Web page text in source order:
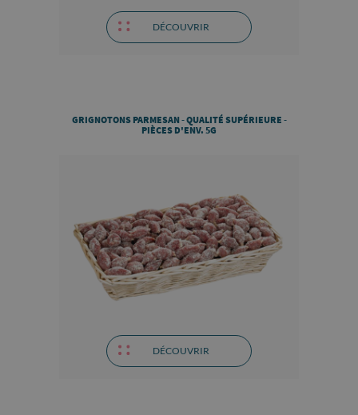
DÉCOUVRIR
GRIGNOTONS PARMESAN - QUALITÉ SUPÉRIEURE -
PIÈCES D'ENV. 5G
DÉCOUVRIR